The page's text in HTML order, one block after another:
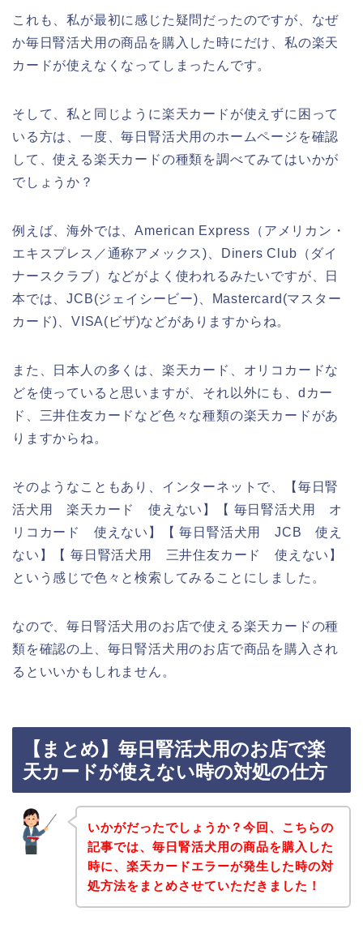
これも、私が最初に感じた疑問だったのですが、なぜ
か毎日腎活犬用の商品を購入した時にだけ、私の楽天
カードが使えなくなってしまったんです。
そして、私と同じように楽天カードが使えずに困って
いる方は、一度、毎日腎活犬用のホームページを確認
して、使える楽天カードの種類を調べてみてはいかが
でしょうか？
例えば、海外では、American Express（アメリカン・
エキスプレス／通称アメックス)、Diners Club（ダイ
ナースクラブ）などがよく使われるみたいですが、日
本では、JCB(ジェイシービー)、Mastercard(マスター
カード)、VISA(ビザ)などがありますからね。
また、日本人の多くは、楽天カード、オリコカードな
どを使っていると思いますが、それ以外にも、dカー
ド、三井住友カードなど色々な種類の楽天カードがあ
りますからね。
そのようなこともあり、インターネットで、【毎日腎
活犬用 楽天カード 使えない】【 毎日腎活犬用 オ
リコカード 使えない】【 毎日腎活犬用 JCB 使え
ない】【 毎日腎活犬用 三井住友カード 使えない】
という感じで色々と検索してみることにしました。
なので、毎日腎活犬用のお店で使える楽天カードの種
類を確認の上、毎日腎活犬用のお店で商品を購入され
るといいかもしれません。
【まとめ】毎日腎活犬用のお店で楽
天カードが使えない時の対処の仕方
いかがだったでしょうか？今回、こちらの
記事では、毎日腎活犬用の商品を購入した
時に、楽天カードエラーが発生した時の対
処方法をまとめさせていただきました！